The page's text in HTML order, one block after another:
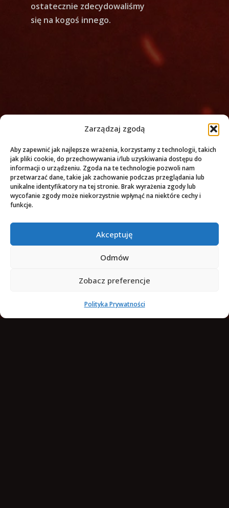
Zarządzaj zgodą
Aby zapewnić jak najlepsze wrażenia, korzystamy z technologii, takich
jak pliki cookie, do przechowywania i/lub uzyskiwania dostępu do
informacji o urządzeniu. Zgoda na te technologie pozwoli nam
przetwarzać dane, takie jak zachowanie podczas przeglądania lub
unikalne identyfikatory na tej stronie. Brak wyrażenia zgody lub
wycofanie zgody może niekorzystnie wpłynąć na niektóre cechy i
funkcje.
Akceptuję
Odmów
Zobacz preferencje
Polityka Prywatności
ostatecznie zdecydowaliśmy
się na kogoś innego.